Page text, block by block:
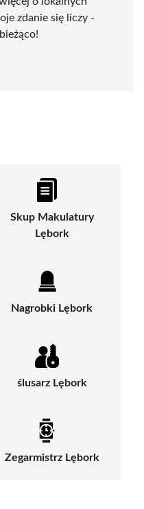
zdanie się liczy -
Skup Makulatury
Lębork
Nagrobki Lębork
ślusarz Lębork
Zegarmistrz Lębork